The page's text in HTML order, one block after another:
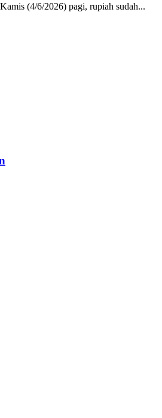
(4/6/2026) pagi, rupiah sudah...